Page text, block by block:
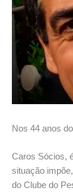
Nos 44 anos
Caros Sócios,
situação
do Clube do